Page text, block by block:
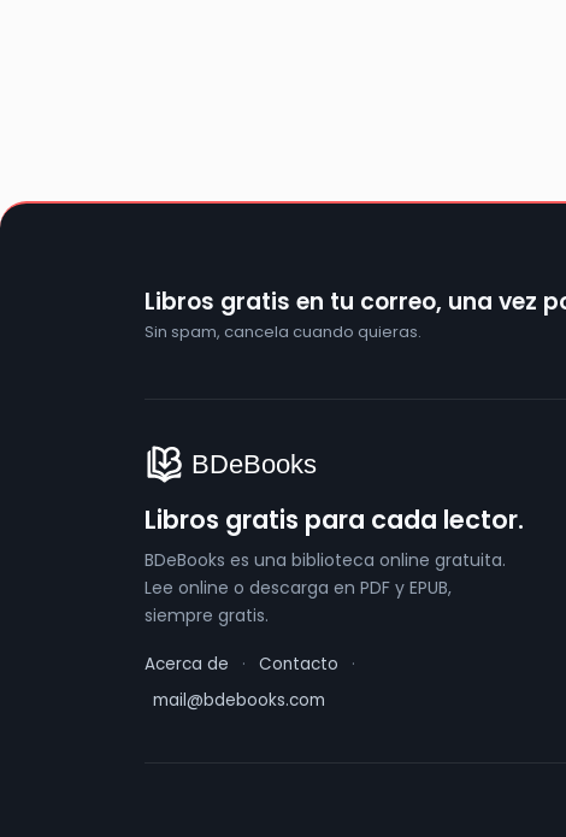
Libros gratis en tu correo, una vez
Sin spam, cancela cuando quieras.
Libros gratis para cada lector.
BDeBooks es una biblioteca online gratuita.
Lee online o descarga en PDF y EPUB,
siempre gratis.
Acerca de · Contacto
·
mail@bdebooks.com